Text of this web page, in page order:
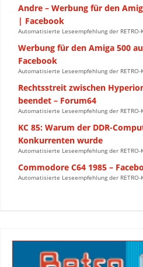
Andre – Werbung für den
| Facebook
Automatisierte Leseempfehlung der
Werbung für den Amiga 500
Facebook
Automatisierte Leseempfehlung der
Rechtsstreit zwischen
beendet – Forum64
Automatisierte Leseempfehlung der
KC 85: Warum der DDR-
Konkurrenten wurde
Automatisierte Leseempfehlung der
Commodore C64 1985 –
Automatisierte Leseempfehlung der